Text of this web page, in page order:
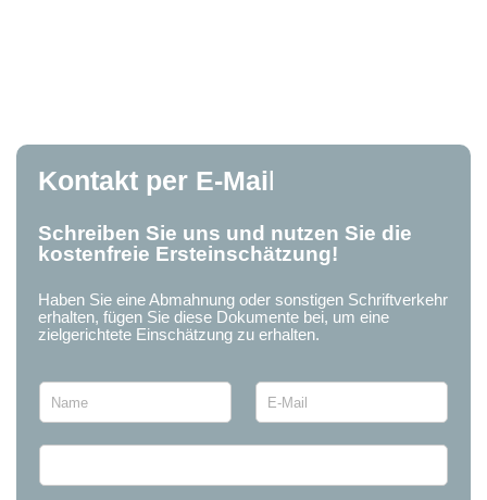
Kontakt per E-Mail
Schreiben Sie uns und nutzen Sie die
kostenfreie Ersteinschätzung!
Haben Sie eine Abmahnung oder sonstigen Schriftverkehr
erhalten, fügen Sie diese Dokumente bei, um eine
zielgerichtete Einschätzung zu erhalten.